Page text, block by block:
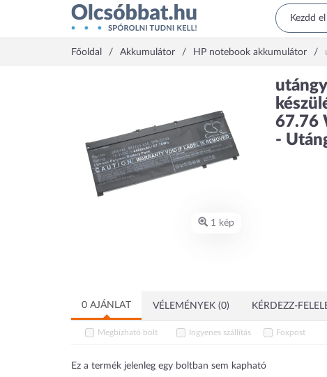
Főoldal Akkumulátor HP notebook akkumulátor
1 kép
67.76
-
0 AJÁNLAT VÉLEMÉNYEK (0) KÉRDEZZ-
Megbízható bolt Ingyenes szállítás Foxpost
Ez a termék jelenleg egy boltban sem kapható